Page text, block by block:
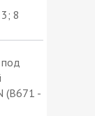
8
(B671 -